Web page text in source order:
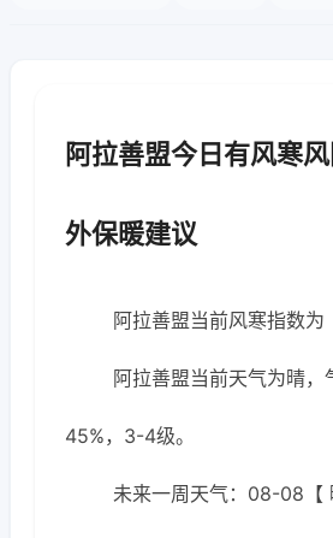
阿拉善盟今日有风寒
外保暖建议
阿拉善盟当前风寒指数为
阿拉善盟当前天气为晴
45%，3-4级。
未来一周天气：08-08【